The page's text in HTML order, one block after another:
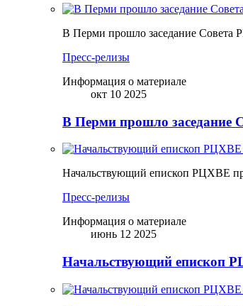
В Перми прошло заседание Совета
Пресс-релизы
Информация о материале
окт 10 2025
В Перми прошло заседание
Начальствующий епископ РЦХВЕ
Пресс-релизы
Информация о материале
июнь 12 2025
Начальствующий епископ